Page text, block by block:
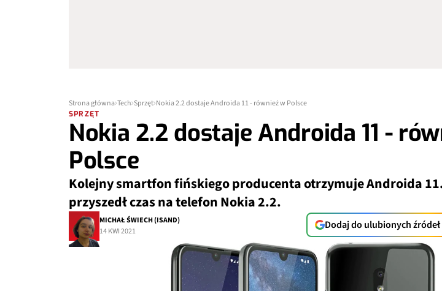
Strona główna Tech Sprzęt Nokia 2.2 dostaje Androida 11 - również w Polsce
SPRZĘT
Nokia 2.2 dostaje Androida 11 -
Polsce
Kolejny smartfon fińskiego producenta otrzymuje Androida
przyszedł czas na telefon Nokia 2.2.
MICHAŁ ŚWIECH (ISAND)
14 KWI 2021
Dodaj do ulubionych